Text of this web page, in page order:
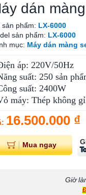
dán
sản phẩm: LX-6000
sản phẩm: LX-6000
mục: Máy dán màng
áp: 220V/50Hz
suất: 250 sản
suất: 2400W
máy: Thép không gỉ
16.500.000 ₫
Mua ngay
Giờ